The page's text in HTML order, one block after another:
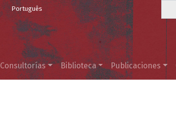
Pasar al contenido principal
Português
Consultorías Biblioteca Publicaciones